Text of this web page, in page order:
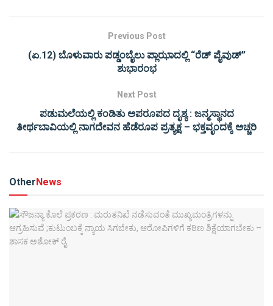
Previous Post
(ಏ.12) ಬೊಳುವಾರು ಪಡ್ಡಂಬೈಲು ಪ್ಲಾಝಾದಲ್ಲಿ “ರೆಡ್ ಪೈವುಡ್”
ಶುಭಾರಂಭ
Next Post
ಪಡುಮಲೆಯಲ್ಲಿ ಕಂಡಿತು ಅಪರೂಪದ ದೃಶ್ಯ : ಜನ್ಮಸ್ಥಾನದ
ತೀರ್ಥಬಾವಿಯಲ್ಲಿ ನಾಗದೇವನ ಹೆಡೆರೂಪ ಪ್ರತ್ಯಕ್ಷ – ಭಕ್ತವೃಂದಕ್ಕೆ ಅಚ್ಚರಿ
OtherNews